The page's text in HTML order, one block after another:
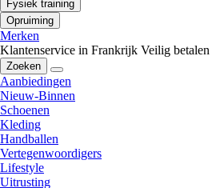
Fysiek training
Opruiming
Merken
Klantenservice in Frankrijk Veilig betalen
Zoeken
Aanbiedingen
Nieuw-Binnen
Schoenen
Kleding
Handballen
Vertegenwoordigers
Lifestyle
Uitrusting